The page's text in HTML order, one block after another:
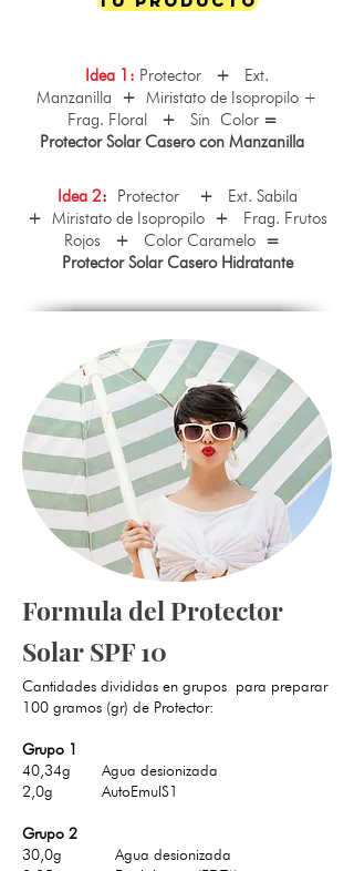
Idea 1: Protector + Ext.
Manzanilla + Miristato de Isopropilo +
Frag. Floral + Sin Color =
Protector Solar Casero con Manzanilla
Idea 2: Protector + Ext. Sabila
+ Miristato de Isopropilo + Frag. Frutos
Rojos + Color Caramelo =
Protector Solar Casero Hidratante
Formula del Protector
Solar SPF 10
Cantidades divididas en grupos para preparar
100 gramos (gr) de Protector:
Grupo 1
40,34g Agua desionizada
2,0g AutoEmulS1
Grupo 2
30,0g Agua desionizada